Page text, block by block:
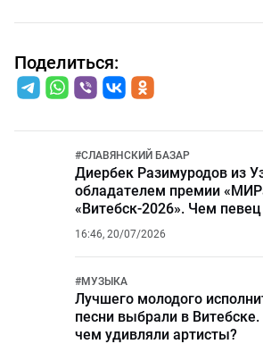
Поделиться:
#СЛАВЯНСКИЙ БАЗАР
Диербек Разимуродов из
обладателем премии
«Витебск-2026». Чем
телеканал?
16:46, 20/07/2026
#МУЗЫКА
Лучшего молодого
песни выбрали в Витебске.
чем удивляли артисты?